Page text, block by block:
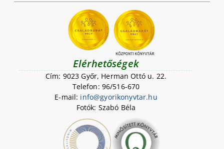
Elérhetőségek
Cím: 9023 Győr, Herman Ottó u. 22.
Telefon: 96/516-670
E-mail: info@gyorikonyvtar.hu
Fotók: Szabó Béla